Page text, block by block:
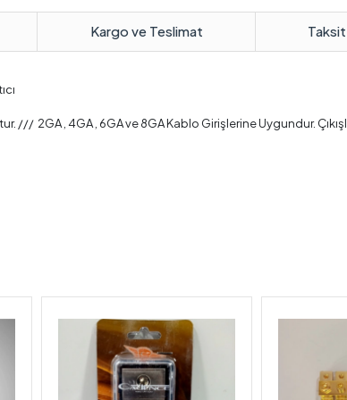
Kargo ve Teslimat
/// 2GA , 4GA , 6GA ve 8GA Kablo Girişlerine Uygundur.